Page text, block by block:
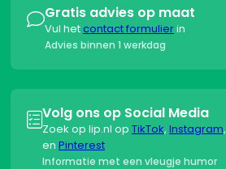
Gratis advies op maat
Vul hetcontact formulierin
Advies binnen 1 werkdag
Volg ons op Social Media
Zoek op lip.nl op TikTok, Instagram,
en Pinterest
Informatie met een vleugje humor